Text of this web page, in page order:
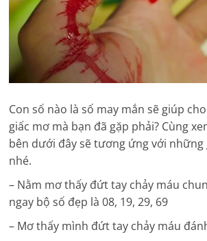
Con số nào là số may mắn sẽ giúp
giấc mơ mà bạn đã gặp phải? Cùng
bên dưới đây sẽ tương ứng với những
nhé.
– Nằm mơ thấy đứt tay chảy máu
ngay bộ số đẹp là 08, 19, 29, 69
– Mơ thấy mình đứt tay chảy máu